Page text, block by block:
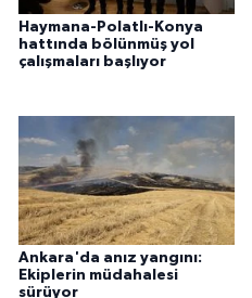
Haymana-Polatlı-Konya
hattında bölünmüş yol
çalışmaları başlıyor
Ankara'da anız yangını:
Ekiplerin müdahalesi
sürüyor